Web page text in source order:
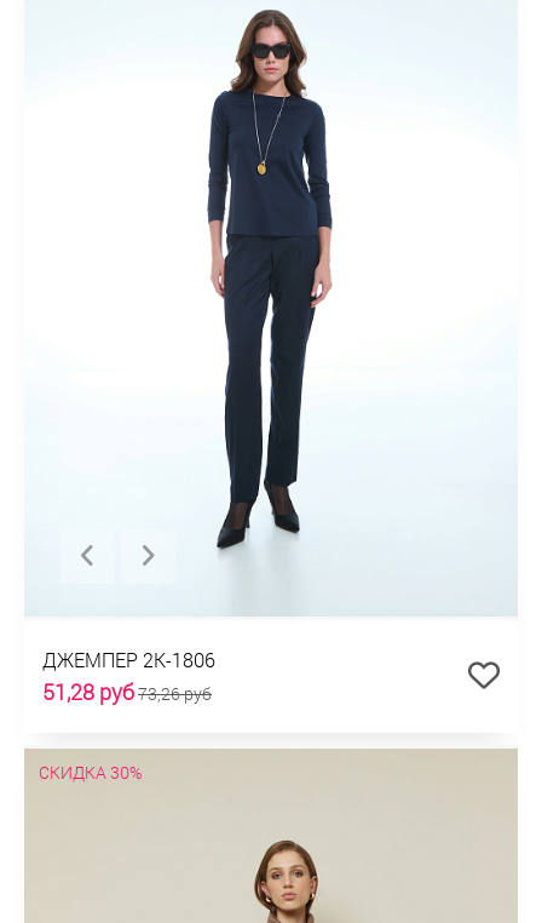
ДЖЕМПЕР 2К-1806
51,28 руб73,26 руб
СКИДКА 30%